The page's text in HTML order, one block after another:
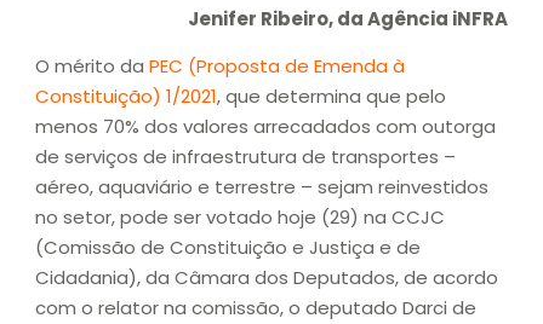
Jenifer Ribeiro, da Agência iNFRA
O mérito da PEC (Proposta de Emenda à
Constituição) 1/2021, que determina que pelo
menos 70% dos valores arrecadados com outorga
de serviços de infraestrutura de transportes –
aéreo, aquaviário e terrestre – sejam reinvestidos
no setor, pode ser votado hoje (29) na CCJC
(Comissão de Constituição e Justiça e de
Cidadania), da Câmara dos Deputados, de acordo
com o relator na comissão, o deputado Darci de